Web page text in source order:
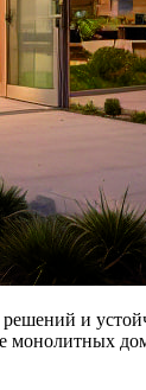
и
монолитных